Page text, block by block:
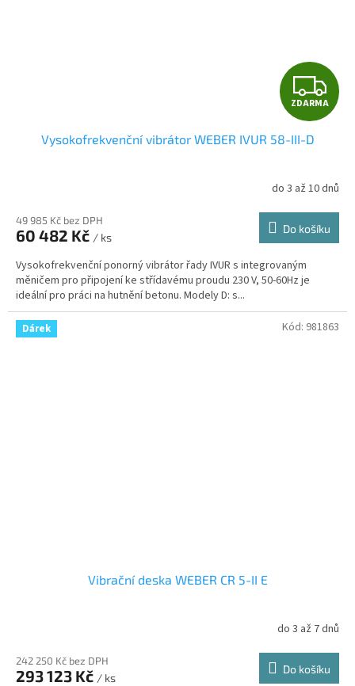
Z
D
R
M
A
ZDARMA
Vysokofrekvenční vibrátor WEBER IVUR 58-III-D
do 3 až 10 dnů
49 985 Kč bez DPH
60 482 Kč / ks
Do košíku
Vysokofrekvenční ponorný vibrátor řady IVUR s integrovaným
měničem pro připojení ke střídavému proudu 230 V, 50-60Hz je
ideální pro práci na hutnění betonu. Modely D: s...
Dárek
Vibrační deska WEBER CR 5-II E
do 3 až 7 dnů
242 250 Kč bez DPH
293 123 Kč / ks
Do košíku
Kód: 981863